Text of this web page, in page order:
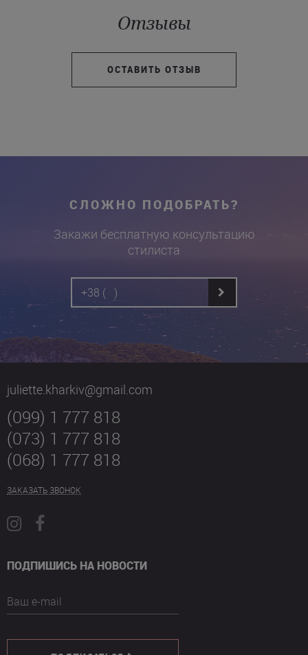
Отзывы
ОСТАВИТЬ ОТЗЫВ
СЛОЖНО ПОДОБРАТЬ?
Закажи бесплатную консультацию
стилиста
juliette.kharkiv@gmail.com
(099) 1 777 818
(073) 1 777 818
(068) 1 777 818
ЗАКАЗАТЬ ЗВОНОК
ПОДПИШИСЬ НА НОВОСТИ
Ваш e-mail